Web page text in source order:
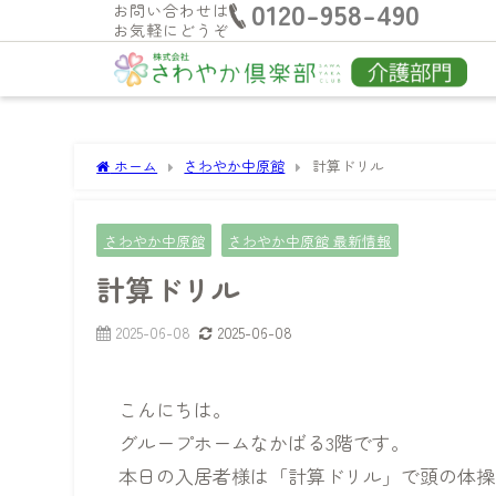
お問い合わせは
お気軽にどうぞ
0120-958-490
ホーム さわやか中原館 計算ドリル
さわやか中原館 さわやか中原館 最新情報
計算ドリル
2025-06-08 2025-06-08
こんにちは。
グループホームなかばる3階です。
本日の入居者様は「計算ドリル」で頭の体